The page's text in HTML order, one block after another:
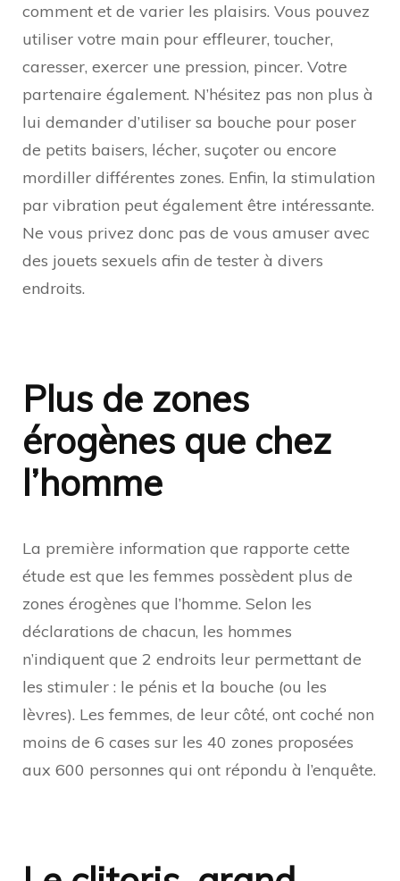
comment et de varier les plaisirs. Vous pouvez
utiliser votre main pour effleurer, toucher,
caresser, exercer une pression, pincer. Votre
partenaire également. N’hésitez pas non plus à
lui demander d’utiliser sa bouche pour poser
de petits baisers, lécher, suçoter ou encore
mordiller différentes zones. Enfin, la stimulation
par vibration peut également être intéressante.
Ne vous privez donc pas de vous amuser avec
des jouets sexuels afin de tester à divers
endroits.
Plus de zones
érogènes que chez
l’homme
La première information que rapporte cette
étude est que les femmes possèdent plus de
zones érogènes que l’homme. Selon les
déclarations de chacun, les hommes
n’indiquent que 2 endroits leur permettant de
les stimuler : le pénis et la bouche (ou les
lèvres). Les femmes, de leur côté, ont coché non
moins de 6 cases sur les 40 zones proposées
aux 600 personnes qui ont répondu à l’enquête.